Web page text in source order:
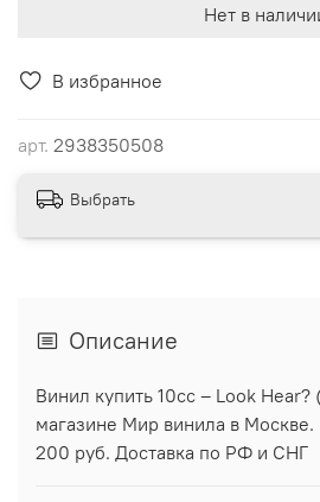
В избранное
арт. 2938350508
Нет в
Выбрать
Описание
Винил купить 10cc ‎– Look
магазине Мир винила в
200 руб. Доставка по РФ и СНГ